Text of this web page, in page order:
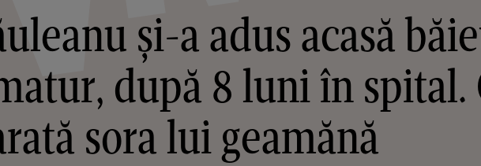
și-a adus acasă
după 8 luni în spital.
sora lui geamănă